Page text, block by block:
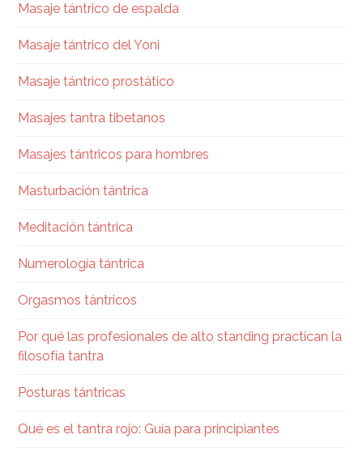
Masaje tántrico de espalda
Masaje tántrico del Yoni
Masaje tántrico prostático
Masajes tantra tibetanos
Masajes tántricos para hombres
Masturbación tántrica
Meditación tántrica
Numerología tántrica
Orgasmos tántricos
Por qué las profesionales de alto standing practican la
filosofía tantra
Posturas tántricas
Qué es el tantra rojo: Guía para principiantes